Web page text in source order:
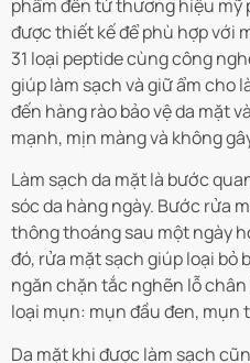
phẩm đến từ thương hiệu mỹ
được thiết kế để phù hợp với
31 loại peptide cùng công
giúp làm sạch và giữ ẩm cho
đến hàng rào bảo vệ da mặt
mạnh, mịn màng và không
Làm sạch da mặt là bước
sóc da hàng ngày. Bước rửa
thông thoáng sau một ngày
đó, rửa mặt sạch giúp loại bỏ
ngăn chặn tắc nghẽn lỗ
loại mụn: mụn đầu đen, mụn
Da mặt khi được làm sạch